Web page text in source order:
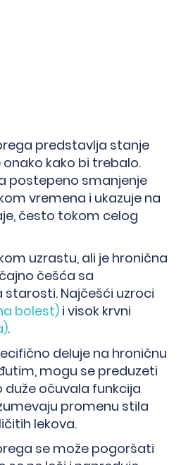
predstavlja stanje
kako bi trebalo.
postepeno smanjenje
vremena i ukazuje na
često tokom celog
uzrastu, ali je hronična
češća sa
Najčešći uzroci
bolest) i visok krvni
.
deluje na hroničnu
mogu se preduzeti
duže očuvala funkcija
promenu stila
lekova.
se može pogoršati